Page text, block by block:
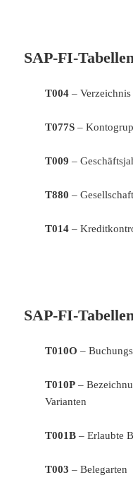
SAP-FI-
T004 –
T077S –
T009 –
T880 –
T014 –
SAP-FI-
T010O –
T010P –
Varianten
T001B – Erlaubte
T003 – Belegarten